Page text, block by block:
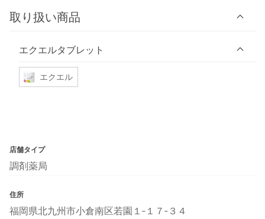
取り扱い商品
エクエルタブレット
エクエル
店舗タイプ
調剤薬局
住所
福岡県北九州市小倉南区若園１‐１７‐３４